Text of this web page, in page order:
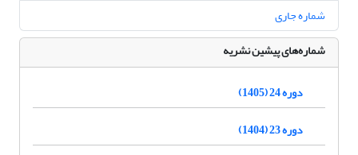
شماره جاری
شماره‌های پیشین نشریه
دوره 24 (1405)
دوره 23 (1404)